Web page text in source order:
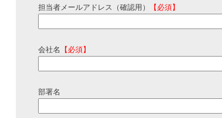
担当者メールアドレス（確認用） 【必須】
会社名 【必須】
部署名